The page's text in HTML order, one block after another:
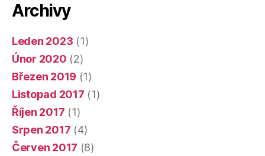
Archivy
Leden 2023 (1)
Únor 2020 (2)
Březen 2019 (1)
Listopad 2017 (1)
Říjen 2017 (1)
Srpen 2017 (4)
Červen 2017 (8)